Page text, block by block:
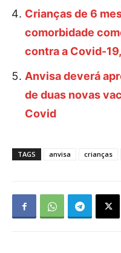
Crianças de 6
comorbidade
contra a Covid-
Anvisa deverá
de duas novas
Covid
TAGS anvisa crianças